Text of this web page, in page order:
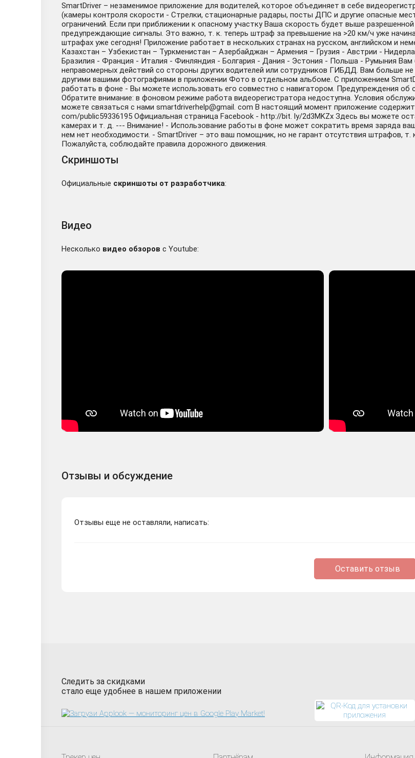
SmartDriver – незаменимое приложение для водителей, которое объединяет в себе
(камеры контроля скорости - Стрелки, стационарные радары, посты ДПС и другие опасные
ограничений. Если при приближении к опасному участку Ваша скорость будет выше
предупреждающие сигналы. Это важно, т. к. теперь штраф за превышение на >20 км/ч уже
штрафах уже сегодня! Приложение работает в нескольких странах на русском, английском и
Казахстан – Узбекистан – Туркменистан – Азербайджан – Армения – Грузия - Австрии -
Бразилия - Франция - Италия - Финляндия - Болгария - Дания - Эстония - Польша - Румыния
неправомерных действий со стороны других водителей или сотрудников ГИБДД. Вам больше
другими вашими фотографиями в приложении Фото в отдельном альбоме. С приложением
работать в фоне - Вы можете использовать его совместно с навигатором. Предупреждения
Обратите внимание: в фоновом режиме работа видеорегистратора недоступна. Условия
можете связаться с нами smartdriverhelp@gmail. com В настоящий момент приложение
com/public59336195 Официальная страница Facebook - http://bit. ly/2d3MKZx Здесь вы можете
камерах и т. д. --- Внимание! - Использование работы в фоне может сократить время заряда
нем нет необходимости. - SmartDriver – это ваш помощник, но не гарант отсутствия штрафов,
Пожалуйста, соблюдайте правила дорожного движения.
Скриншоты
Официальные скриншоты от разработчика:
Видео
Несколько видео обзоров с Youtube:
Отзывы и обсуждение
Отзывы еще не оставляли, написать:
Оставить отзыв
Следить за скидками
стало еще удобнее в нашем приложении